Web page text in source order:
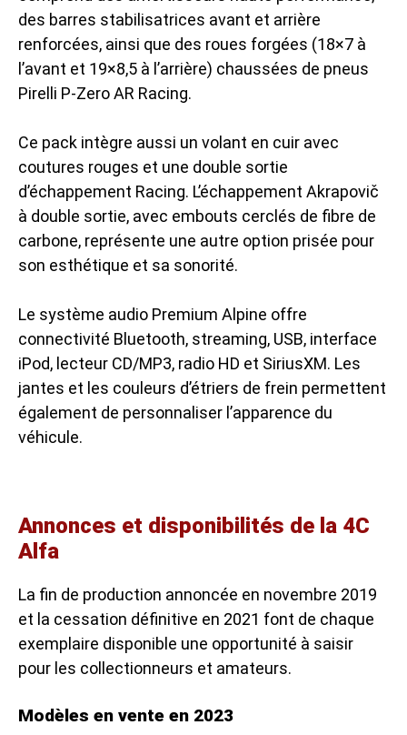
des barres stabilisatrices avant et arrière
renforcées, ainsi que des roues forgées (18×7 à
l’avant et 19×8,5 à l’arrière) chaussées de pneus
Pirelli P-Zero AR Racing.
Ce pack intègre aussi un volant en cuir avec
coutures rouges et une double sortie
d’échappement Racing. L’échappement Akrapovič
à double sortie, avec embouts cerclés de fibre de
carbone, représente une autre option prisée pour
son esthétique et sa sonorité.
Le système audio Premium Alpine offre
connectivité Bluetooth, streaming, USB, interface
iPod, lecteur CD/MP3, radio HD et SiriusXM. Les
jantes et les couleurs d’étriers de frein permettent
également de personnaliser l’apparence du
véhicule.
Annonces et disponibilités de la 4C
Alfa
La fin de production annoncée en novembre 2019
et la cessation définitive en 2021 font de chaque
exemplaire disponible une opportunité à saisir
pour les collectionneurs et amateurs.
Modèles en vente en 2023